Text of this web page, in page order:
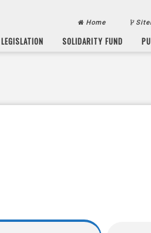
Home
LEGISLATION SOLIDARITY FUND